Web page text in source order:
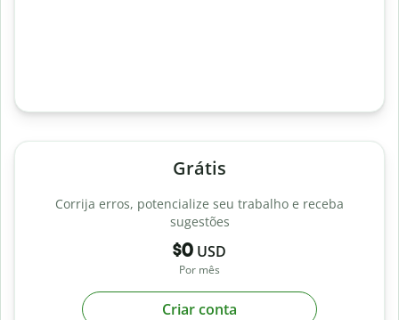
Grátis
Corrija erros, potencialize seu trabalho e receba
sugestões
$0 USD
Por mês
Criar conta